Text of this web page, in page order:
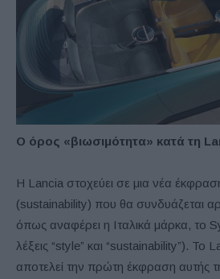
Ο όρος «βιωσιμότητα» κατά τη
Η Lancia στοχεύει σε μια νέα
(sustainability) που θα συνδυάζεται
όπως αναφέρει η Ιταλικά μάρκα, το
λέξεις “style” και “sustainability”). Το
αποτελεί την πρώτη έκφραση αυτής